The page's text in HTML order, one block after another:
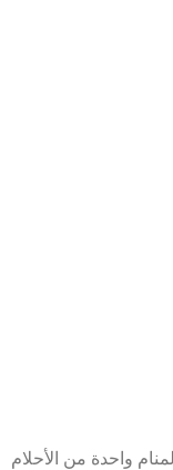
واحدة من الأحلام